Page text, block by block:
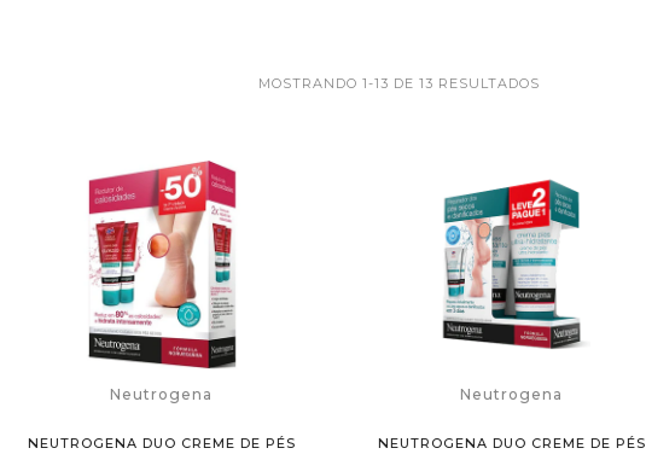
MOSTRANDO 1-13 DE 13 RESULTADOS
Neutrogena
NEUTROGENA DUO CREME DE PÉS
Neutrogena
NEUTROGENA DUO CREME DE PÉS